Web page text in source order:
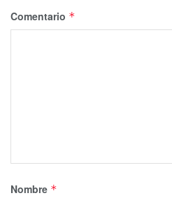
Comentario *
Nombre *